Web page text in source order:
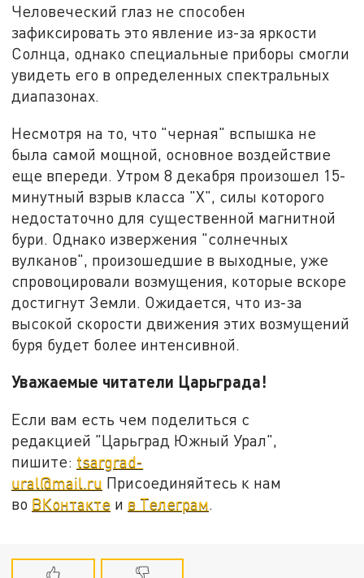
Человеческий глаз не способен
зафиксировать это явление из-за яркости
Солнца, однако специальные приборы смогли
увидеть его в определенных спектральных
диапазонах.
Несмотря на то, что "черная" вспышка не
была самой мощной, основное воздействие
еще впереди. Утром 8 декабря произошел 15-
минутный взрыв класса "X", силы которого
недостаточно для существенной магнитной
бури. Однако извержения "солнечных
вулканов", произошедшие в выходные, уже
спровоцировали возмущения, которые вскоре
достигнут Земли. Ожидается, что из-за
высокой скорости движения этих возмущений
буря будет более интенсивной.
Уважаемые читатели Царьграда!
Если вам есть чем поделиться с
редакцией "Царьград Южный Урал",
пишите: tsargrad-
ural@mail.ru Присоединяйтесь к нам
во ВКонтакте и в Телеграм.